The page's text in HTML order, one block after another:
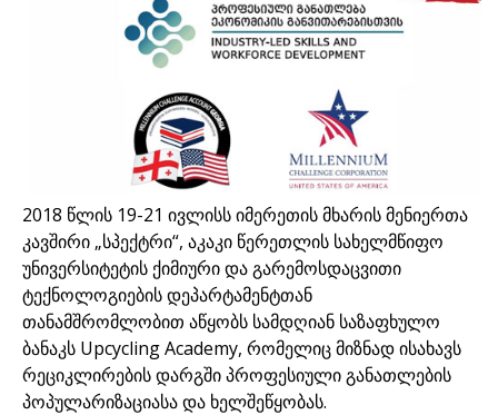
2018 წლის 19-21 ივლისს იმერეთის მხარის მენიერთა
კავშირი „სპექტრი“, აკაკი წერეთლის სახელმწიფო
უნივერსიტეტის ქიმიური და გარემოსდაცვითი
ტექნოლოგიების დეპარტამენტთან
თანამშრომლობით აწყობს სამდღიან საზაფხულო
ბანაკს Upcycling Academy, რომელიც მიზნად ისახავს
რეციკლირების დარგში პროფესიული განათლების
პოპულარიზაციასა და ხელშეწყობას.